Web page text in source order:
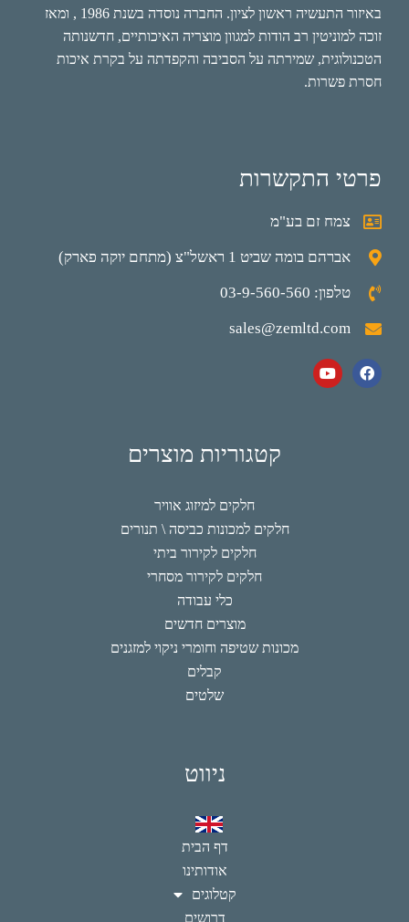
באיזור התעשיה ראשון לציון. החברה נוסדה בשנת 1986 , ומאז
זוכה למוניטין רב הודות למגוון מוצריה האיכותיים, חדשנותה
הטכנולוגית, שמירתה על הסביבה והקפדתה על בקרת איכות
חסרת פשרות.
פרטי התקשרות
צמח זם בע"מ
אברהם בומה שביט 1 ראשל"צ (מתחם יוקה פארק)
טלפון: 03-9-560-560
sales@zemltd.com
קטגוריות מוצרים
חלקים למיזוג אוויר
חלקים למכונות כביסה \ תנורים
חלקים לקירור ביתי
חלקים לקירור מסחרי
כלי עבודה
מוצרים חדשים
מכונות שטיפה וחומרי ניקוי למזגנים
קבלים
שלטים
ניווט
דף הבית
אודותינו
קטלוגים
דרושים